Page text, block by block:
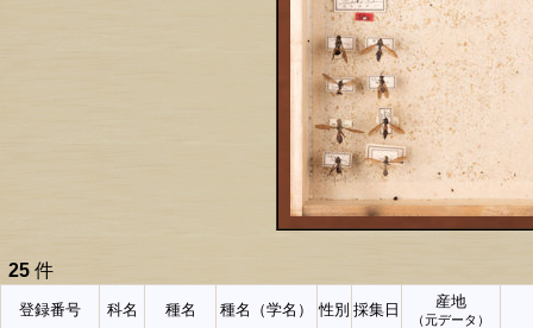
25 件
登録番号 科名 種名 種名（学名） 性別 採集日 産地
（元データ）